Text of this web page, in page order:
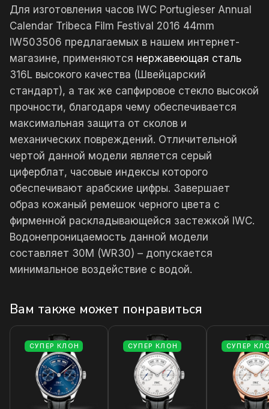
Для изготовления часов IWC Portugieser Annual
Calendar Tribeca Film Festival 2016 44mm
IW503506 предлагаемых в нашем интернет-
магазине, применяются нержавеющая сталь
316L высокого качества (Швейцарский
стандарт), а так же сапфировое стекло высокой
прочности, благодаря чему обеспечивается
максимальная защита от сколов и
механических повреждений. Отличительной
чертой данной модели является серый
циферблат, часовые индексы которого
обеспечивают арабские цифры. Завершает
образ кожаный ремешок черного цвета с
фирменной раскладывающейся застежкой IWC.
Водонепроницаемость данной модели
составляет 30М (WR30) – допускается
минимальное воздействие с водой.
Вам также может понравиться
СУПЕР КЛОН СУПЕР КЛОН СУПЕР